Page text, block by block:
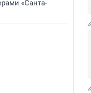
«Санта-